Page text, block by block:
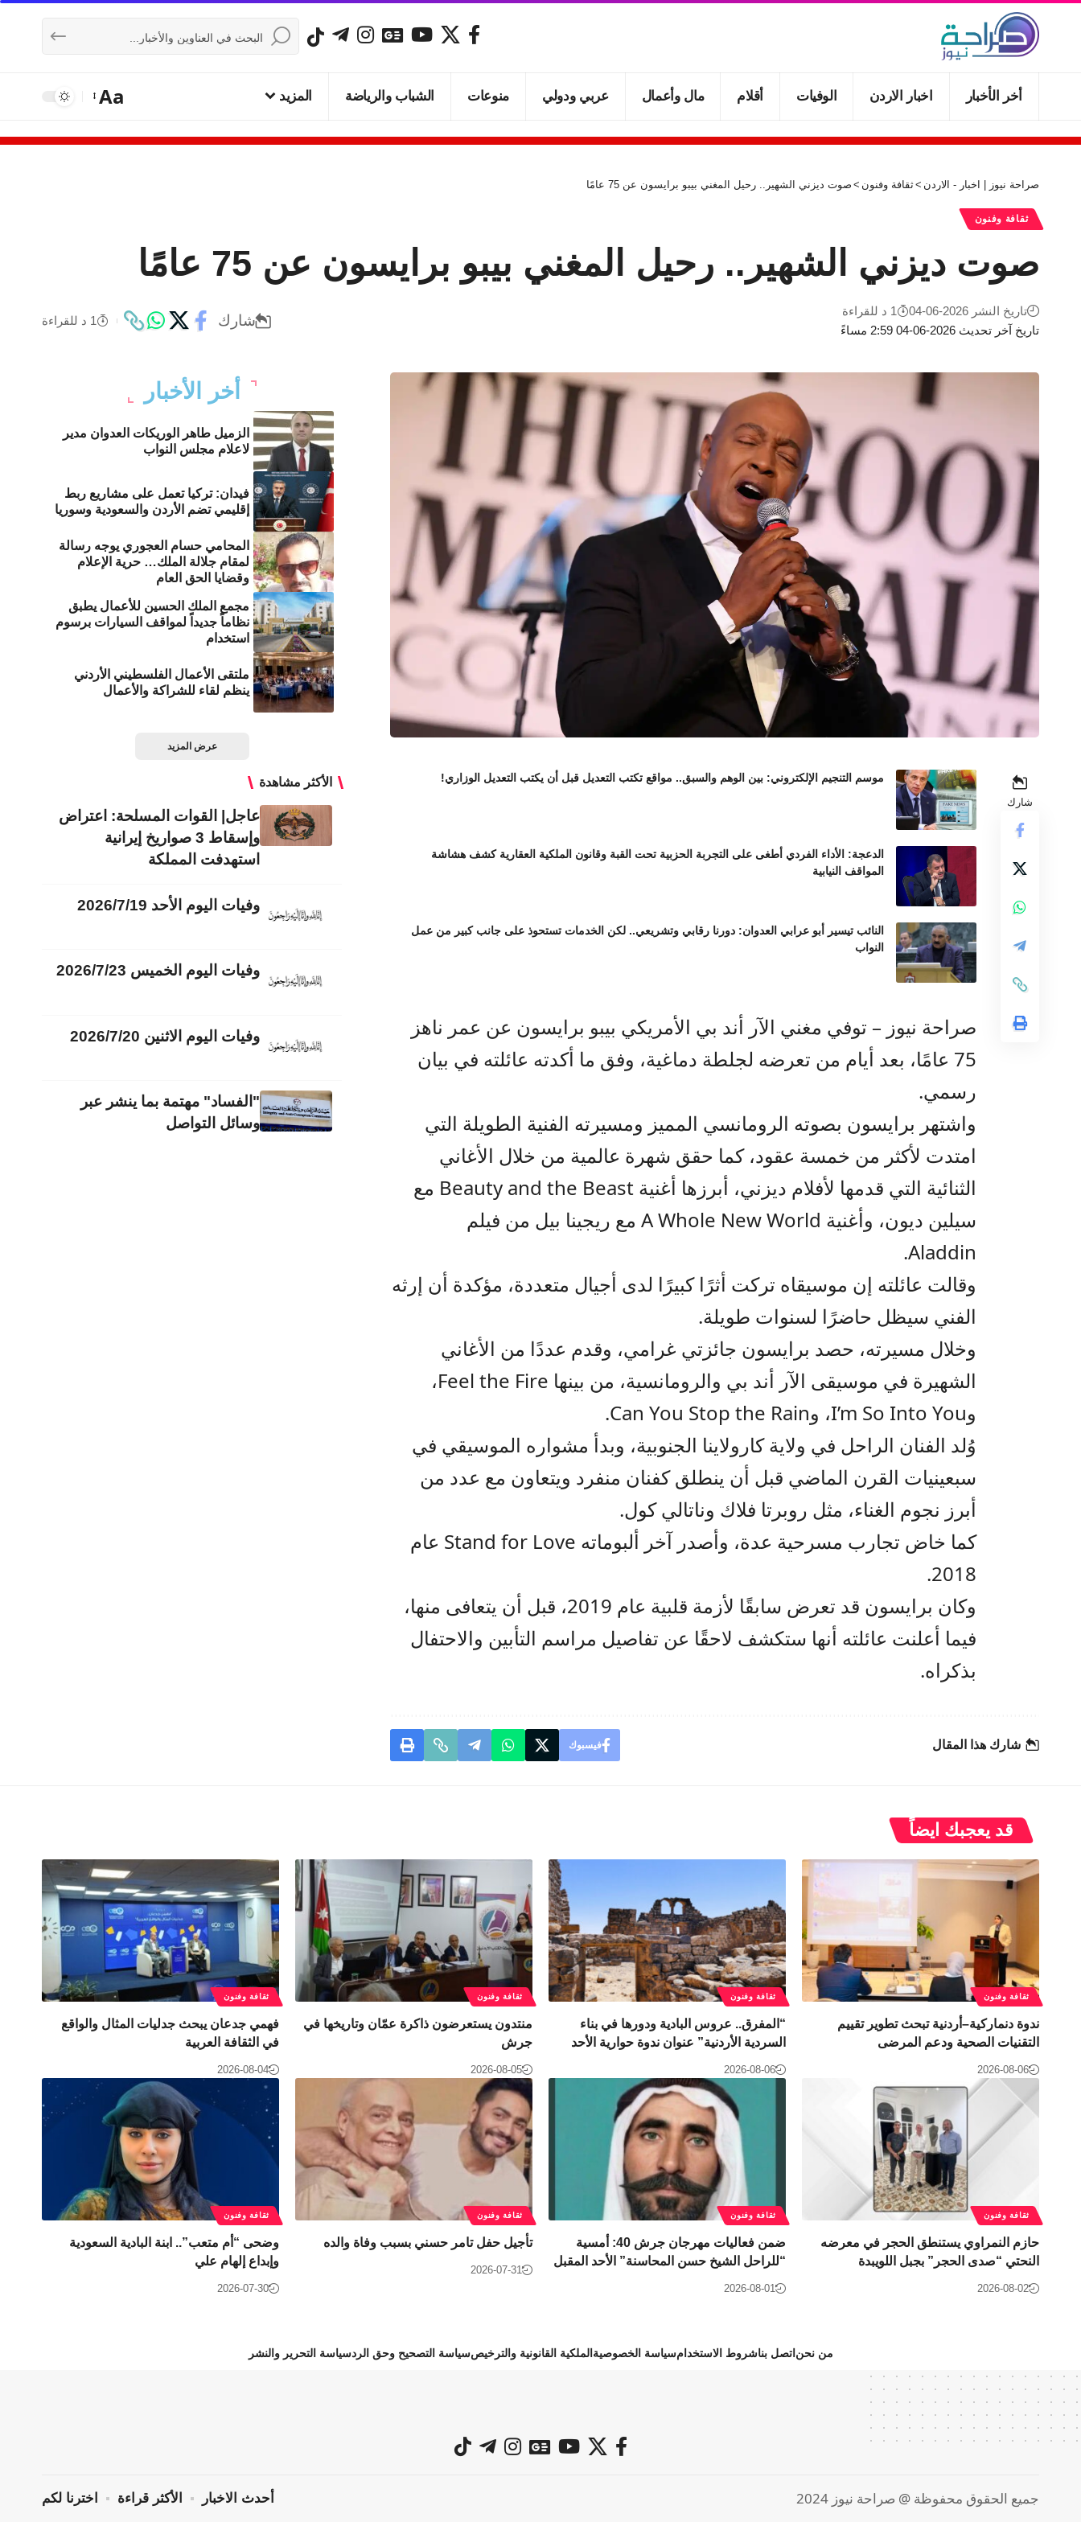
أخر الأخبار اخبار الاردن الوفيات أقلام مال وأعمال عربي ودولي منوعات الشباب والرياضة المزيد Aa
صراحة نيوز | اخبار - الاردن >ثقافة وفنون > صوت ديزني الشهير.. رحيل المغني بيبو برايسون عن 75 عامًا
ثقافة وفنون
صوت ديزني الشهير.. رحيل المغني بيبو برايسون عن 75 عامًا
تاريخ آخر تحديث 2026-06-04 2:59 مساءً
تاريخ النشر 2026-06-04 1 د للقراءة
شارك 1 د للقراءة
شارك
موسم التنجيم الإلكتروني: بين الوهم والسبق.. مواقع تكتب التعديل قبل أن يكتب التعديل الوزاري!
الدعجة: الأداء الفردي أطغى على التجربة الحزبية تحت القبة وقانون الملكية العقارية كشف هشاشة
المواقف النيابية
النائب تيسير أبو عرابي العدوان: دورنا رقابي وتشريعي.. لكن الخدمات تستحوذ على جانب كبير من عمل
النواب
صراحة نيوز – توفي مغني الآر أند بي الأمريكي بيبو برايسون عن عمر ناهز
75 عامًا، بعد أيام من تعرضه لجلطة دماغية، وفق ما أكدته عائلته في بيان
رسمي.
واشتهر برايسون بصوته الرومانسي المميز ومسيرته الفنية الطويلة التي
امتدت لأكثر من خمسة عقود، كما حقق شهرة عالمية من خلال الأغاني
الثنائية التي قدمها لأفلام ديزني، أبرزها أغنية Beauty and the Beast مع
سيلين ديون، وأغنية A Whole New World مع ريجينا بيل من فيلم
Aladdin.
وقالت عائلته إن موسيقاه تركت أثرًا كبيرًا لدى أجيال متعددة، مؤكدة أن إرثه
الفني سيظل حاضرًا لسنوات طويلة.
وخلال مسيرته، حصد برايسون جائزتي غرامي، وقدم عددًا من الأغاني
الشهيرة في موسيقى الآر أند بي والرومانسية، من بينها Feel the Fire،
وI’m So Into You، وCan You Stop the Rain.
وُلد الفنان الراحل في ولاية كارولاينا الجنوبية، وبدأ مشواره الموسيقي في
سبعينيات القرن الماضي قبل أن ينطلق كفنان منفرد ويتعاون مع عدد من
أبرز نجوم الغناء، مثل روبرتا فلاك وناتالي كول.
كما خاض تجارب مسرحية عدة، وأصدر آخر ألبوماته Stand for Love عام
2018.
وكان برايسون قد تعرض سابقًا لأزمة قلبية عام 2019، قبل أن يتعافى منها،
فيما أعلنت عائلته أنها ستكشف لاحقًا عن تفاصيل مراسم التأبين والاحتفال
بذكراه.
شارك هذا المقال فيسبوك
أخر الأخبار
الزميل طاهر الوريكات العدوان مدير
لاعلام مجلس النواب
فيدان: تركيا تعمل على مشاريع ربط
إقليمي تضم الأردن والسعودية وسوريا
المحامي حسام العجوري يوجه رسالة
لمقام جلالة الملك… حرية الإعلام
وقضايا الحق العام
مجمع الملك الحسين للأعمال يطبق
نظاماً جديداً لمواقف السيارات برسوم
استخدام
ملتقى الأعمال الفلسطيني الأردني
ينظم لقاء للشراكة والأعمال
عرض المزيد
الأكثر مشاهدة
عاجل| القوات المسلحة: اعتراض
وإسقاط 3 صواريخ إيرانية
استهدفت المملكة
وفيات اليوم الأحد 2026/7/19
وفيات اليوم الخميس 2026/7/23
وفيات اليوم الاثنين 2026/7/20
"الفساد" مهتمة بما ينشر عبر
وسائل التواصل
قد يعجبك ايضاً
ثقافة وفنون
ندوة دنماركية–أردنية تبحث تطوير تقييم
التقنيات الصحية ودعم المرضى
2026-08-06
ثقافة وفنون
“المفرق.. عروس البادية ودورها في بناء
السردية الأردنية” عنوان ندوة حوارية الأحد
2026-08-06
ثقافة وفنون
منتدون يستعرضون ذاكرة عمّان وتاريخها في
جرش
2026-08-05
ثقافة وفنون
فهمي جدعان يبحث جدليات المثال والواقع
في الثقافة العربية
2026-08-04
ثقافة وفنون
حازم النمراوي يستنطق الحجر في معرضه
النحتي “صدى الحجر” بجبل اللويبدة
2026-08-02
ثقافة وفنون
​ضمن فعاليات مهرجان جرش 40: أمسية
“للراحل الشيخ حسن المحاسنة” الأحد المقبل
2026-08-01
ثقافة وفنون
تأجيل حفل تامر حسني بسبب وفاة والده
2026-07-31
ثقافة وفنون
وضحى “أم متعب”.. ابنة البادية السعودية
وإبداع إلهام علي
2026-07-30
من نحن اتصل بناشروط الاستخدامسياسة الخصوصية الملكية القانونية والترخيصسياسة التصحيح وحق الردسياسة التحرير والنشر
جميع الحقوق محفوظة @ صراحة نيوز 2024 أحدث الاخبار الأكثر قراءة اخترنا لكم